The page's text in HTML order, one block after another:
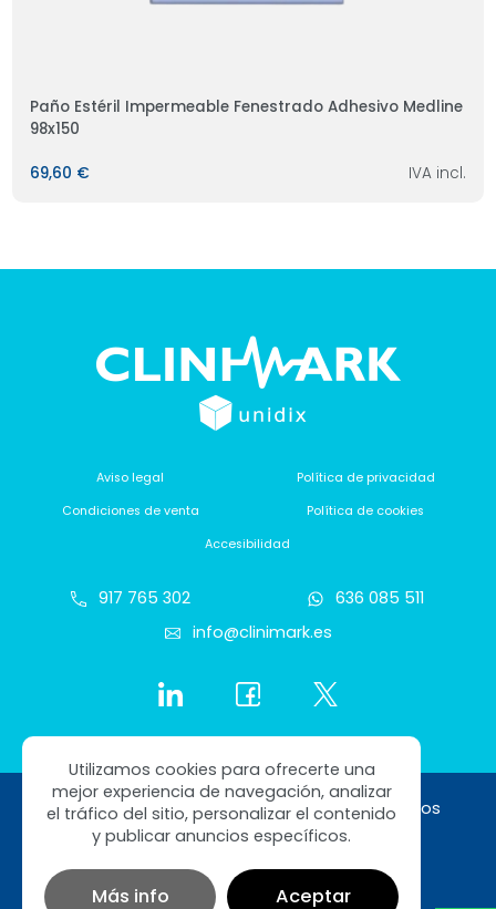
Utilizamos cookies para ofrecerte una
mejor experiencia de navegación, analizar
el tráfico del sitio, personalizar el contenido
y publicar anuncios específicos.
Aceptar
Más info
Paño Estéril Impermeable Fenestrado Adhesivo Medline
98x150
69,60 € IVA incl.
Aviso legal
Política de privacidad
Condiciones de venta
Política de cookies
Accesibilidad
917 765 302
636 085 511
info@clinimark.es
Copyright © 2026 Clinimark. Todos los derechos
reservados
Diseño web SGM